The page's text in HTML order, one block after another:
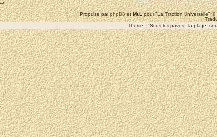
--/
Propulse parphpBBetMuLpour "La Traction Universelle"
Theme : "Sous les paves : la plage;